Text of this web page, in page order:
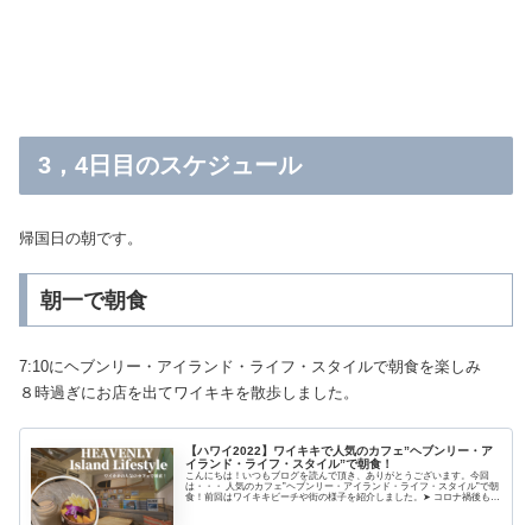
3，4日目のスケジュール
帰国日の朝です。
朝一で朝食
7:10にヘブンリー・アイランド・ライフ・スタイルで朝食を楽しみ
８時過ぎにお店を出てワイキキを散歩しました。
【ハワイ2022】ワイキキで人気のカフェ”ヘブンリー・ア
イランド・ライフ・スタイル”で朝食！
こんにちは！いつもブログを読んで頂き、ありがとうございます。今回
は・・・ 人気のカフェ”ヘブンリー・アイランド・ライフ・スタイル”で朝
食！前回はワイキキビーチや街の様子を紹介しました。➤ コロナ禍後もワ